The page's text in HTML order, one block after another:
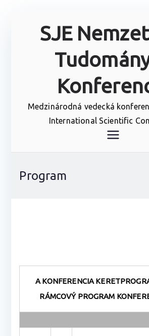
SJE
Medzinárodná vedecká
International Scientific
Program
A KONFERENCIA
RÁMCOVÝ PROGRAM